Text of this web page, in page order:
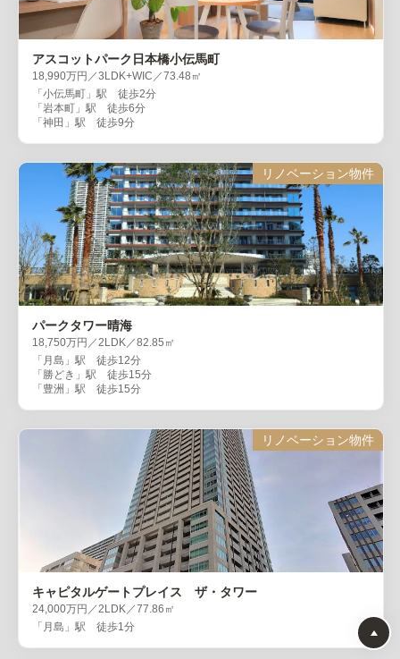
アスコットパーク日本橋小伝馬町
18,990万円／3LDK+WIC／73.48㎡
「小伝馬町」駅 徒歩2分
「岩本町」駅 徒歩6分
「神田」駅 徒歩9分
リノベーション物件
パークタワー晴海
18,750万円／2LDK／82.85㎡
「月島」駅 徒歩12分
「勝どき」駅 徒歩15分
「豊洲」駅 徒歩15分
リノベーション物件
キャピタルゲートプレイス ザ・タワー
24,000万円／2LDK／77.86㎡
「月島」駅 徒歩1分